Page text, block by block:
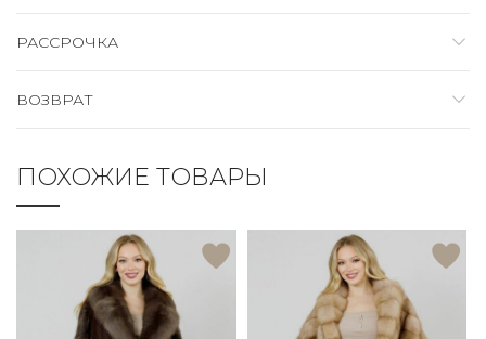
РАССРОЧКА
ВОЗВРАТ
ПОХОЖИЕ ТОВАРЫ